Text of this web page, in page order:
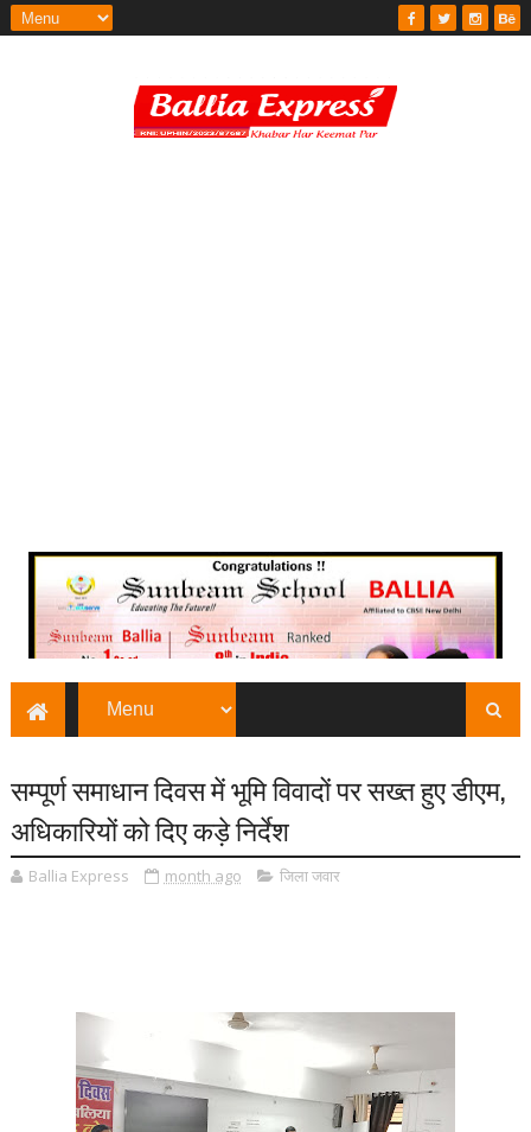
सम्पूर्ण समाधान दिवस में भूमि विवादों पर सख्त हुए डीएम,
अधिकारियों को दिए कड़े निर्देश
Ballia Express month ago जिला जवार